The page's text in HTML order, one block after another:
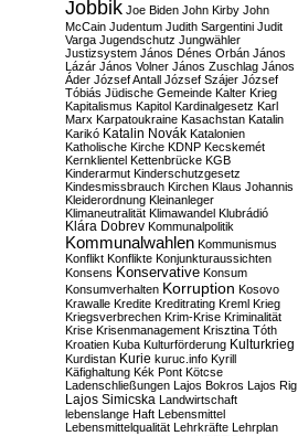
Jobbik Joe Biden John Kirby John
McCain Judentum Judith Sargentini Judit
Varga Jugendschutz Jungwähler
Justizsystem János Dénes Orbán János
Lázár János Volner János Zuschlag János
Áder József Antall József Szájer József
Tóbiás Jüdische Gemeinde Kalter Krieg
Kapitalismus Kapitol Kardinalgesetz Karl
Marx Karpatoukraine Kasachstan Katalin
Karikó Katalin Novák Katalonien
Katholische Kirche KDNP Kecskemét
Kernklientel Kettenbrücke KGB
Kinderarmut Kinderschutzgesetz
Kindesmissbrauch Kirchen Klaus Johannis
Kleiderordnung Kleinanleger
Klimaneutralität Klimawandel Klubrádió
Klára Dobrev Kommunalpolitik
Kommunalwahlen Kommunismus
Konflikt Konflikte Konjunkturaussichten
Konsens Konservative Konsum
Konsumverhalten Korruption Kosovo
Krawalle Kredite Kreditrating Kreml Krieg
Kriegsverbrechen Krim-Krise Kriminalität
Krise Krisenmanagement Krisztina Tóth
Kroatien Kuba Kulturförderung Kulturkrieg
Kurdistan Kurie kuruc.info Kyrill
Käfighaltung Kék Pont Kötcse
Ladenschließungen Lajos Bokros Lajos Rig
Lajos Simicska Landwirtschaft
lebenslange Haft Lebensmittel
Lebensmittelqualität Lehrkräfte Lehrplan